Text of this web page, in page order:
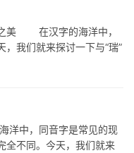
美 在汉字的海洋中，
我们就来探讨一下与“瑞”
中，同音字是常见的现
全不同。今天，我们就来